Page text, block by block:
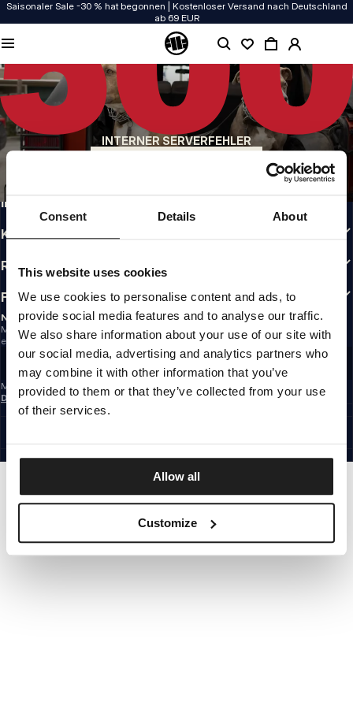
Consent Details About
This website uses cookies
We use cookies to personalise content and ads, to
provide social media features and to analyse our traffic.
We also share information about your use of our site with
our social media, advertising and analytics partners who
may combine it with other information that you’ve
provided to them or that they’ve collected from your use
of their services.
Allow all
Customize
Saisonaler Sale -30 % hat begonnen | Kostenloser Versand nach Deutschland
ab 69 EUR
INTERNER SERVERFEHLER
QUALITÄT HAT BEI UNS PRIORITÄT
Unsere Kleidung wird mit Leidenschaft produziert. Bei Haltbarkeit, Langlebigkeit
der Materialien und Details machen wir keine Kompromisse.
US ORIGIN
Unsere Wurzeln reichen zurück ins San Diego der frühen 90er. Unser Stil ist roh,
authentisch und kompromisslos.
Unsere Kollektionen tragen Sportler, Kämpfer und eigensinnige Individualisten
INFO
KUNDENBEREICH
RICHTLINIEN
FOLLOW US
NEWSLETTER
Möchtest du Informationen über die neuesten Aktionen und Neuigkeiten
erhalten?
Email address
REGISTRIEREN SIE SICH
Mit der Anmeldung zum Newsletter bestätigst du, dass du die
Datenschutzerklärung gelesen hast.
GEHE NACH OBEN